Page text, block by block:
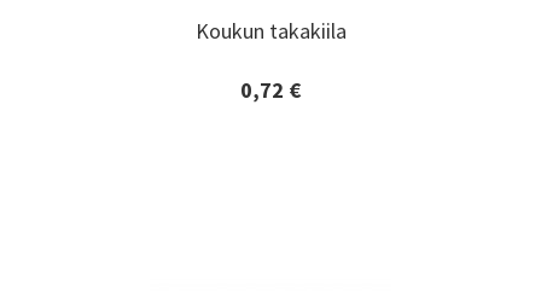
Koukun takakiila
0,72 €
Koukun takakiila
Lisätiedot ja tilaaminen